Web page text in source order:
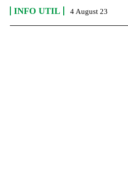
INFO UTIL 4 August 23